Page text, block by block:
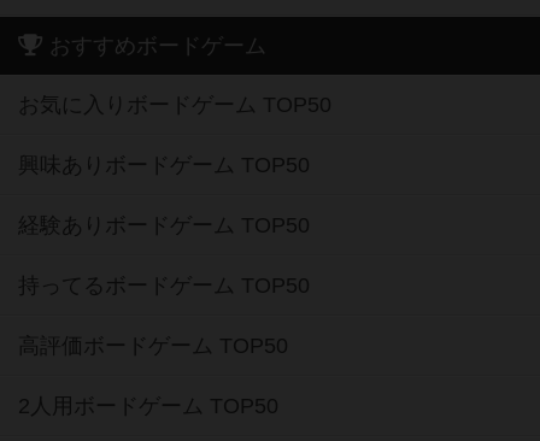
おすすめボードゲーム
お気に入りボードゲーム TOP50
興味ありボードゲーム TOP50
経験ありボードゲーム TOP50
持ってるボードゲーム TOP50
高評価ボードゲーム TOP50
2人用ボードゲーム TOP50